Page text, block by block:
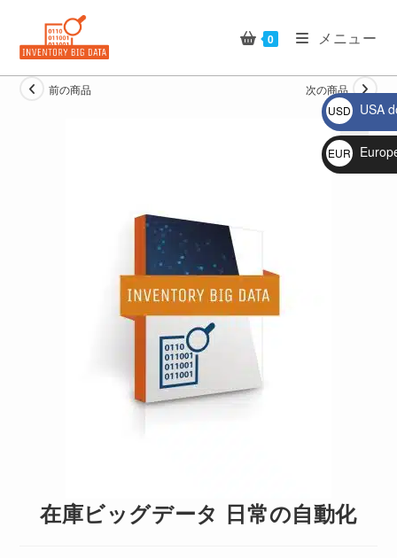
ン
0 メニュー
前の商品 次の商品
🔍
在庫ビッグデータ 日常の自動化
USD
$
USA
EUR
€